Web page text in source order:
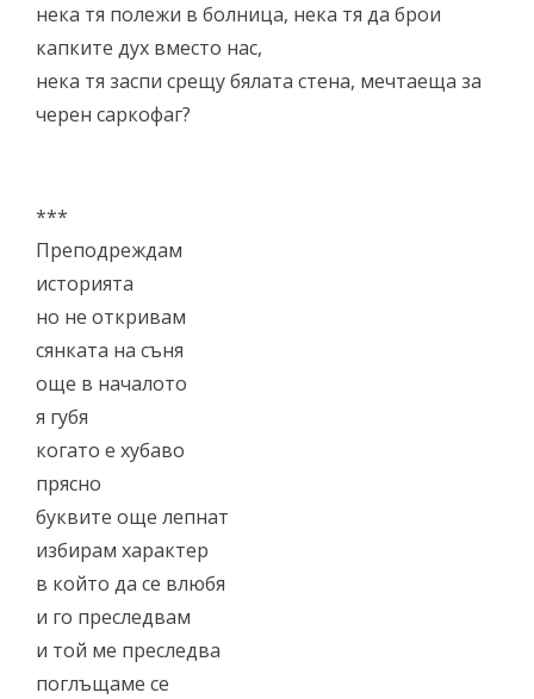
нека тя полежи в болница, нека тя да брои
капките дух вместо нас,
нека тя заспи срещу бялата стена, мечтаеща за
черен саркофаг?
***
Препoдреждам
историята
но не откривам
сянката на съня
още в началото
я губя
когато е хубаво
прясно
буквите още лепнат
избирам характер
в който да се влюбя
и го преследвам
и той ме преследва
поглъщаме се